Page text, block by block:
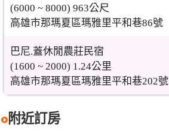
(6000 ~ 8000) 963公尺
高雄市那瑪夏區瑪雅里平和巷86號
巴尼.蓋休閒農莊民宿
(1600 ~ 2000) 1.24公里
高雄市那瑪夏區瑪雅里平和巷202號
附近訂房